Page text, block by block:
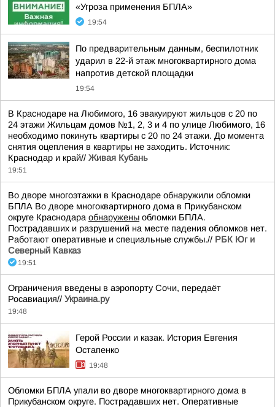
«Угроза применения БПЛА»
19:54
По предварительным данным, беспилотник
ударил в 22-й этаж многоквартирного дома
напротив детской площадки
19:54
В Краснодаре на Любимого, 16 эвакуируют жильцов с 20 по
24 этажи Жильцам домов №1, 2, 3 и 4 по улице Любимого, 16
необходимо покинуть квартиры с 20 по 24 этажи. До момента
снятия оцепления в квартиры не заходить. Источник:
Краснодар и край// Живая Кубань
19:51
Во дворе многоэтажки в Краснодаре обнаружили обломки
БПЛА Во дворе многоквартирного дома в Прикубанском
округе Краснодара обнаружены обломки БПЛА.
Пострадавших и разрушений на месте падения обломков нет.
Работают оперативные и специальные службы.// РБК Юг и
Северный Кавказ
19:51
Ограничения введены в аэропорту Сочи, передаёт
Росавиация// Украина.ру
19:48
Герой России и казак. История Евгения
Остапенко
19:48
Обломки БПЛА упали во дворе многоквартирного дома в
Прикубанском округе. Пострадавших нет. Оперативные